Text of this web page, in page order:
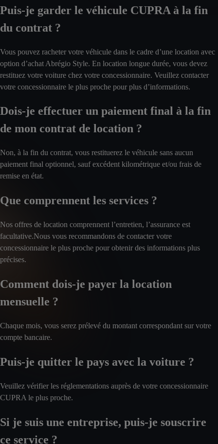
Puis-je garder le véhicule CUPRA à la fin
du contrat ?
Vous pouvez racheter votre véhicule dans le cadre d’une location avec
option d’achat Abrégio Style. En location longue durée, vous devez
restituez votre voiture chez votre concessionnaire. Veuillez contacter
votre concessionnaire le plus proche pour plus d’informations.
Dois-je effectuer un paiement final à la fin
de mon contrat de location ?
Non, à la fin du contrat, vous restituerez le véhicule sans aucun
paiement final optionnel, sauf excédent kilométrique et/ou frais de
remise en état.
Que comprennent les services ?
Nos offres de location comprennent l’entretien, l’assurance est
facultative.Nous vous recommandons de contacter votre
concessionnaire le plus proche pour obtenir des informations plus
précises.
Comment dois-je payer la location
mensuelle ?
Chaque mois, vous serez prélevé du montant correspondant sur votre
compte bancaire.
Puis-je quitter le pays avec la voiture ?
Veuillez vérifier les réglementations auprès de votre concessionnaire
CUPRA le plus proche.
Si je suis une entreprise, puis-je souscrire
ce service ?